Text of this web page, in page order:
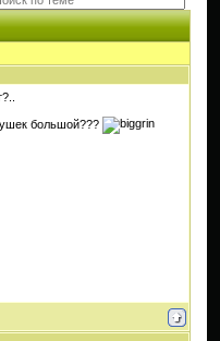
большой???